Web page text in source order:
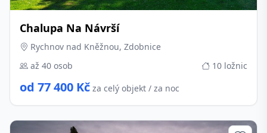
Chalupa Na Návrší
Rychnov nad Kněžnou, Zdobnice
až 40 osob
10 ložnic
od 77 400 Kč za celý objekt / za noc